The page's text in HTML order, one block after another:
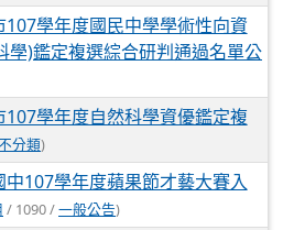
107學年度國民中學學術性向資
學)鑑定複選綜合研判通過名單公
107學年度自然科學資優鑑定複
分類)
中107學年度蘋果節才藝大賽入
/ 1090 /一般公告)